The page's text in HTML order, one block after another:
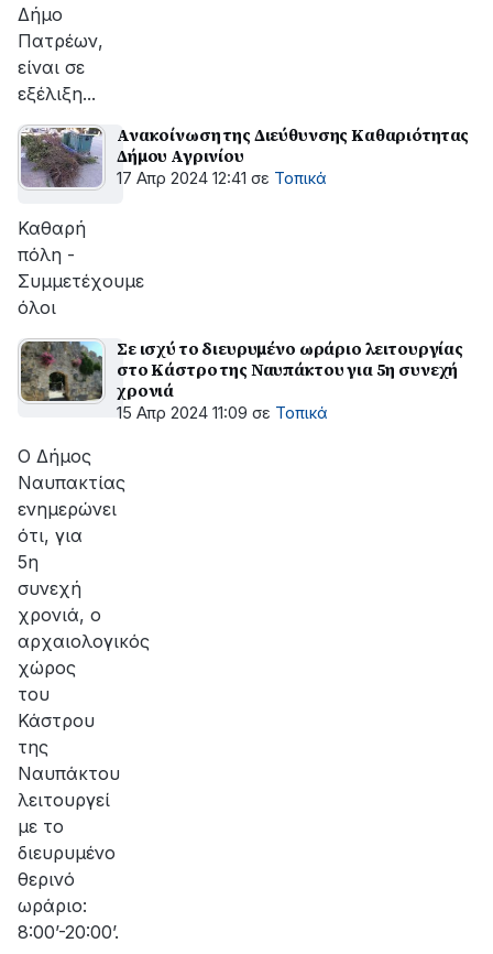
Δήμο
Πατρέων,
είναι σε
εξέλιξη...
Ανακοίνωση της Διεύθυνσης Καθαριότητας
Δήμου Αγρινίου
17 Απρ 2024 12:41 σε Τοπικά
Καθαρή
πόλη -
Συμμετέχουμε
όλοι
Σε ισχύ το διευρυμένο ωράριο λειτουργίας
στο Κάστρο της Ναυπάκτου για 5η συνεχή
χρονιά
15 Απρ 2024 11:09 σε Τοπικά
Ο Δήμος
Ναυπακτίας
ενημερώνει
ότι, για
5η
συνεχή
χρονιά, ο
αρχαιολογικός
χώρος
του
Κάστρου
της
Ναυπάκτου
λειτουργεί
με το
διευρυμένο
θερινό
ωράριο:
8:00’-20:00’.